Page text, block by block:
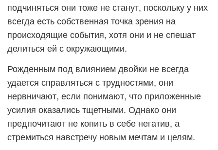
подчиняться они тоже не станут, поскольку у них
всегда есть собственная точка зрения на
происходящие события, хотя они и не спешат
делиться ей с окружающими.
Рожденным под влиянием двойки не всегда
удается справляться с трудностями, они
нервничают, если понимают, что приложенные
усилия оказались тщетными. Однако они
предпочитают не копить в себе негатив, а
стремиться навстречу новым мечтам и целям.